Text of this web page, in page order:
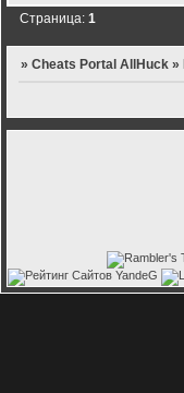
Страница:1
»Cheats Portal AllHuck »